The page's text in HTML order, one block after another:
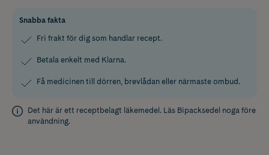
Snabba fakta
Fri frakt för dig som handlar recept.
Betala enkelt med Klarna.
Få medicinen till dörren, brevlådan eller närmaste ombud.
Det här är ett receptbelagt läkemedel. Läs Bipacksedel noga före
användning.